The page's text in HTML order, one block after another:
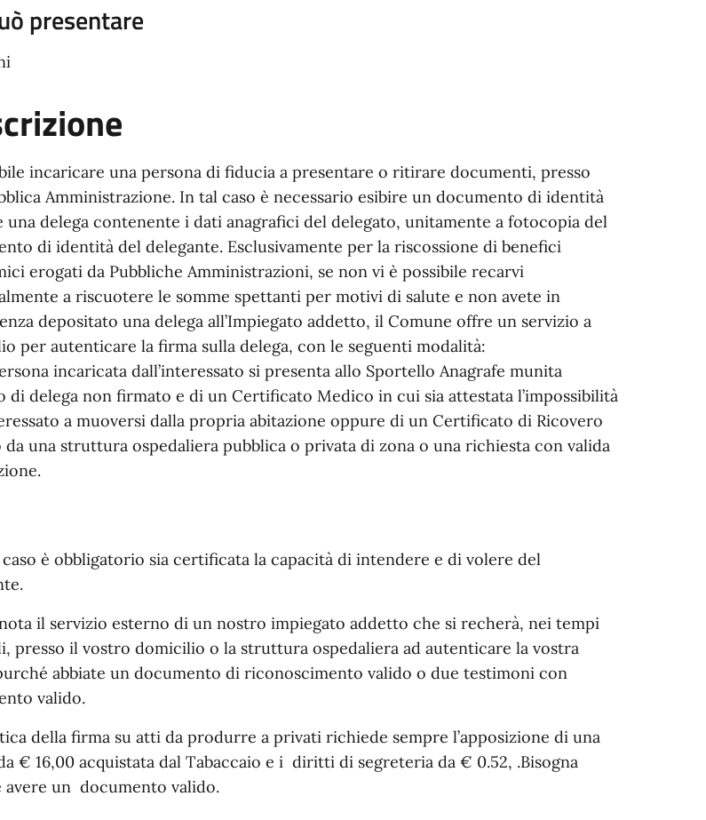
presentare
incaricare una persona di fiducia a presentare o ritirare documenti, presso
Amministrazione. In tal caso è necessario esibire un documento di identità
una delega contenente i dati anagrafici del delegato, unitamente a fotocopia del
di identità del delegante. Esclusivamente per la riscossione di benefici
erogati da Pubbliche Amministrazioni, se non vi è possibile recarvi
a riscuotere le somme spettanti per motivi di salute e non avete in
depositato una delega all’Impiegato addetto, il Comune offre un servizio a
per autenticare la firma sulla delega, con le seguenti modalità:
incaricata dall’interessato si presenta allo Sportello Anagrafe munita
di delega non firmato e di un Certificato Medico in cui sia attestata l’impossibilità
a muoversi dalla propria abitazione oppure di un Certificato di Ricovero
da una struttura ospedaliera pubblica o privata di zona o una richiesta con valida
è obbligatorio sia certificata la capacità di intendere e di volere del
il servizio esterno di un nostro impiegato addetto che si recherà, nei tempi
presso il vostro domicilio o la struttura ospedaliera ad autenticare la vostra
abbiate un documento di riconoscimento valido o due testimoni con
valido.
della firma su atti da produrre a privati richiede sempre l’apposizione di una
€ 16,00 acquistata dal Tabaccaio e i diritti di segreteria da € 0.52, .Bisogna
avere un documento valido.